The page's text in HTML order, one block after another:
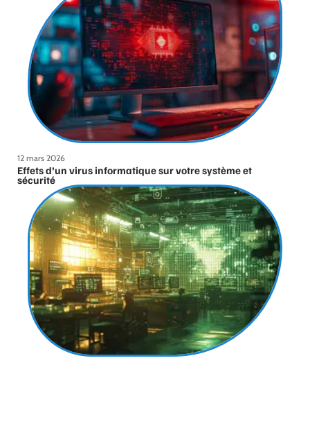
12 mars 2026
Effets d’un virus informatique sur votre système et
sécurité